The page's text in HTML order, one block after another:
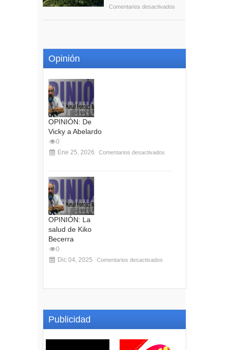
Comentarios desactivados
Opinión
OPINIÓN: De
Vicky a Abelardo
0
Ene 25, 2026
Comentarios desactivados
OPINIÓN: La
salud de Kiko
Becerra
0
Dic 04, 2025
Comentarios desactivados
Publicidad